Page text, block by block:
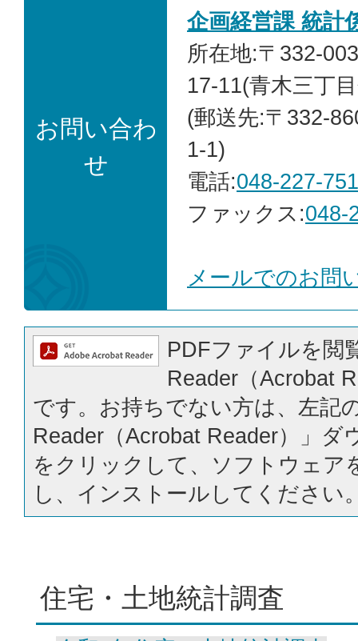
お問い合わ
せ
企画経営課 統計
所在地:〒332-
17-11(青木三丁
(郵送先:〒332-
1-1)
電話:048-227-
ファックス:048-
メールでのお問
PDFファイルを閲
Reader（Acrobat
です。お持ちでない方は、左記
Reader（Acrobat Reader）」ダ
をクリックして、ソフトウェア
し、インストールしてください
住宅・土地統計調査